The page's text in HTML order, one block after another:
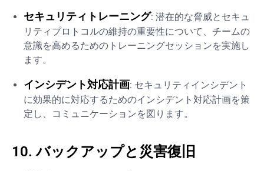
セキュリティトレーニング: 潜在的な脅威とセキュ
リティプロトコルの維持の重要性について、チームの
意識を高めるためのトレーニングセッションを実施し
ます。
インシデント対応計画: セキュリティインシデント
に効果的に対応するためのインシデント対応計画を策
定し、コミュニケーションを図ります。
10. バックアップと災害復旧